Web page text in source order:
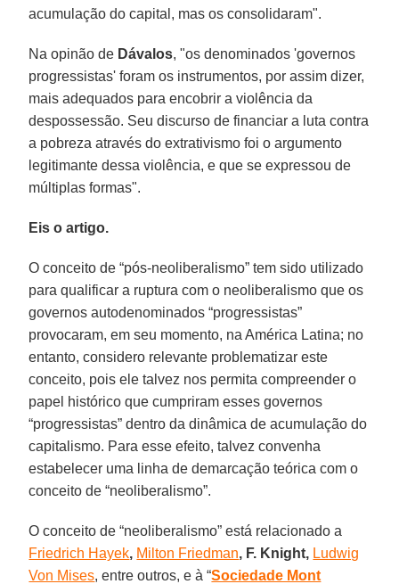
acumulação do capital, mas os consolidaram".
Na opinão de Dávalos, "os denominados 'governos
progressistas' foram os instrumentos, por assim dizer,
mais adequados para encobrir a violência da
despossessão. Seu discurso de financiar a luta contra
a pobreza através do extrativismo foi o argumento
legitimante dessa violência, e que se expressou de
múltiplas formas".
Eis o artigo.
O conceito de “pós-neoliberalismo” tem sido utilizado
para qualificar a ruptura com o neoliberalismo que os
governos autodenominados “progressistas”
provocaram, em seu momento, na América Latina; no
entanto, considero relevante problematizar este
conceito, pois ele talvez nos permita compreender o
papel histórico que cumpriram esses governos
“progressistas” dentro da dinâmica de acumulação do
capitalismo. Para esse efeito, talvez convenha
estabelecer uma linha de demarcação teórica com o
conceito de “neoliberalismo”.
O conceito de “neoliberalismo” está relacionado a
Friedrich Hayek, Milton Friedman, F. Knight, Ludwig
Von Mises, entre outros, e à “Sociedade Mont